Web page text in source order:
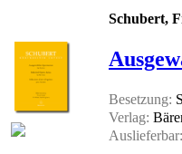
Schubert,
Besetzung:
Verlag:
Auslieferbar: